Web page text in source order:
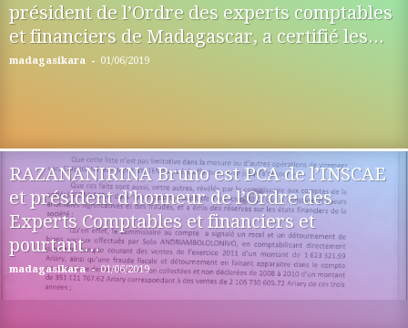
président de l’Ordre des experts comptables
et financiers de Madagascar, a certifié les...
madagasikara - 01/06/2019
RAZANANIRINA Bruno est PCA de l’INSCAE
et président d’honneur de l’Ordre des
Experts Comptables et financiers et
pourtant...
madagasikara - 01/06/2019